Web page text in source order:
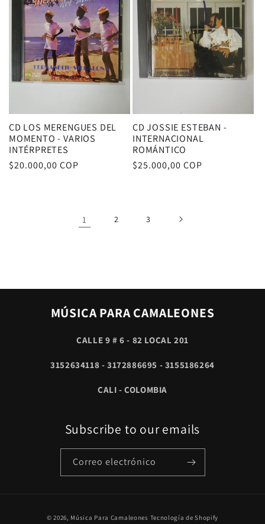
CD LOS MERENGUES DEL
MOMENTO - VARIOS
INTÉRPRETES
Precio
$20.000,00 COP
CD JOSSIE ESTEBAN -
INTERNACIONAL
ROMÁNTICO
Precio
$25.000,00 COP
1 2 3
MÚSICA PARA CAMALEONES
CALLE 9 # 6 - 82 LOCAL 201
3152634118 - 3172886695 - 3155186264
CALI - COLOMBIA
Subscribe to our emails
Correo electrónico
© 2026, Música Para Camaleones Tecnología de Shopify